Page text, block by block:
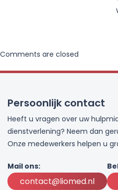
Comments are closed
Persoonlijk contact
Heeft u vragen over uw
dienstverlening? Neem dan
Onze medewerkers helpen u
Mail ons:
contact@liomed.nl